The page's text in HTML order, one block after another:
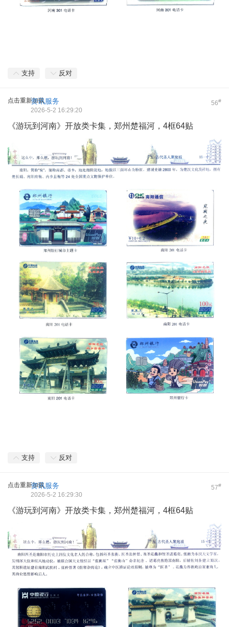
支持 反对
点击重新加载 56#
资讯服务
2026-5-2 16:29:20
《游玩到河南》开放类卡集，郑州楚福河，4框64贴
支持 反对
点击重新加载 57#
资讯服务
2026-5-2 16:29:30
《游玩到河南》开放类卡集，郑州楚福河，4框64贴